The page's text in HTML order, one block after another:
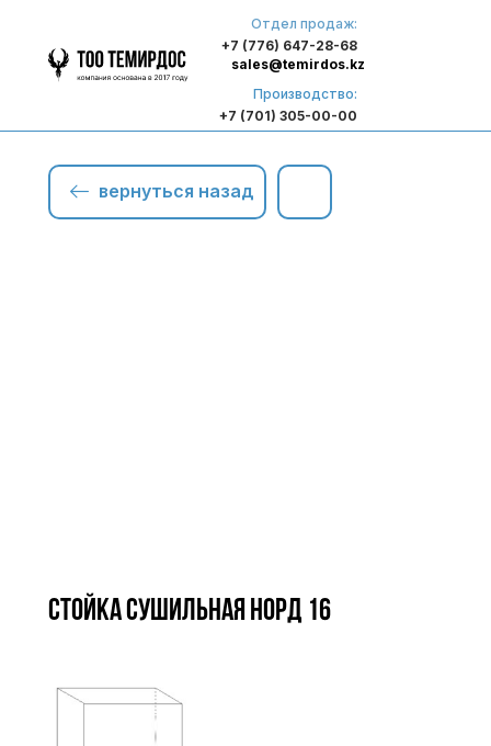
Отдел продаж:
+7 (776) 647-28-68
Производство:
+7 (701) 305-00-00
sales@temirdos.kz
вернуться назад
Стойка сушильная Норд 16